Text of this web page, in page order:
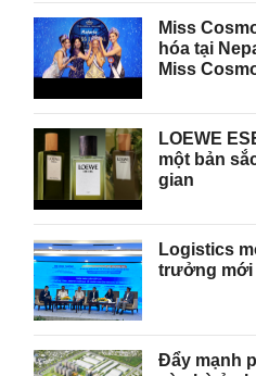
Miss
hóa tại
Miss
LOEWE
một bản
gian
Logistics
trưởng mới
Đẩy mạnh